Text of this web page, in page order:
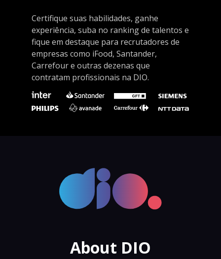
Certifique suas habilidades, ganhe
experiência, suba no ranking de talentos e
fique em destaque para recrutadores de
empresas como iFood, Santander,
Carrefour e outras dezenas que
contratam profissionais na DIO.
About DIO